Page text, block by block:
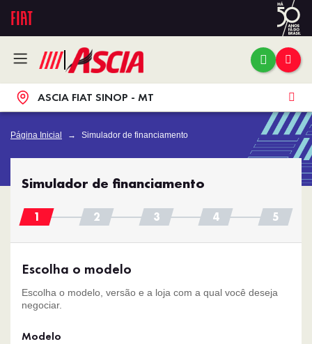
ASCIA FIAT SINOP - MT
Página Inicial Simulador de financiamento
Simulador de financiamento
Escolha o modelo
Escolha o modelo, versão e a loja com a qual você deseja
negociar.
Modelo